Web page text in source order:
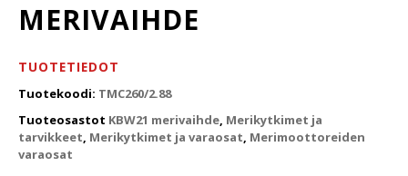
MERIVAIHDE
TUOTETIEDOT
Tuotekoodi: TMC260/2.88
Tuoteosastot KBW21 merivaihde, Merikytkimet ja
tarvikkeet, Merikytkimet ja varaosat, Merimoottoreiden
varaosat